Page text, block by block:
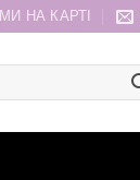
МИ НА КАРТІ